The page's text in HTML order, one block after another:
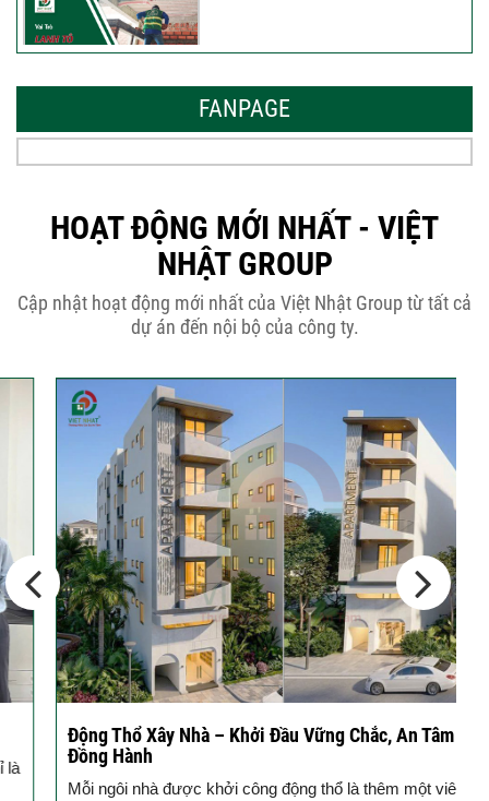
Thiết Kế Hòa...
Bê Tông...
THÔNG BÁO KẾ HOẠCH TĂNG ĐƠN
GIÁ XÂY DỰNG NHÀ...
Thép Râu Tường – Kinh Nghiệm Thi
Công Chuẩn Kỹ...
10 Vị Trí Nên Xây Gạch Đinh – Chủ
Đầu...
FANPAGE
HOẠT ĐỘNG MỚI NHẤT - VIỆT
NHẬT GROUP
Cập nhật hoạt động mới nhất của Việt Nhật Group từ tất cả
dự án đến nội bộ của công ty.
Động Thổ Xây Nhà – Khởi Đầu Vững Chắc, An Tâm
Đồng Hành
Mỗi ngôi nhà được khởi công động thổ là thêm một viên